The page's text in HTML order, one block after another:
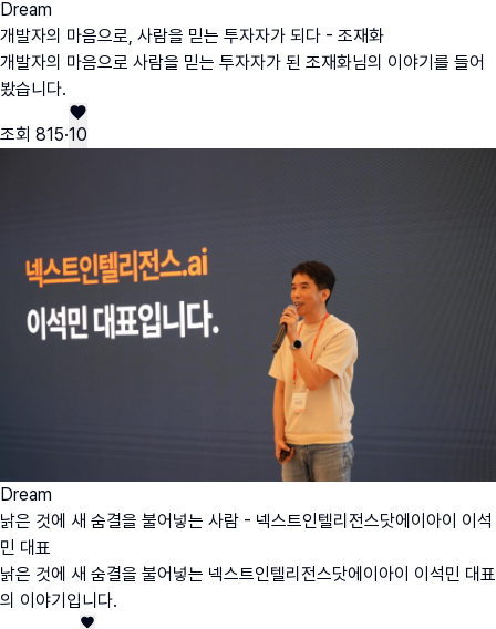
Dream
개발자의 마음으로, 사람을 믿는 투자자가 되다 - 조재화
개발자의 마음으로 사람을 믿는 투자자가 된 조재화님의 이야기를 들어
봤습니다.
조회 815·10
Dream
낡은 것에 새 숨결을 불어넣는 사람 - 넥스트인텔리전스닷에이아이 이석
민 대표
낡은 것에 새 숨결을 불어넣는 넥스트인텔리전스닷에이아이 이석민 대표
의 이야기입니다.